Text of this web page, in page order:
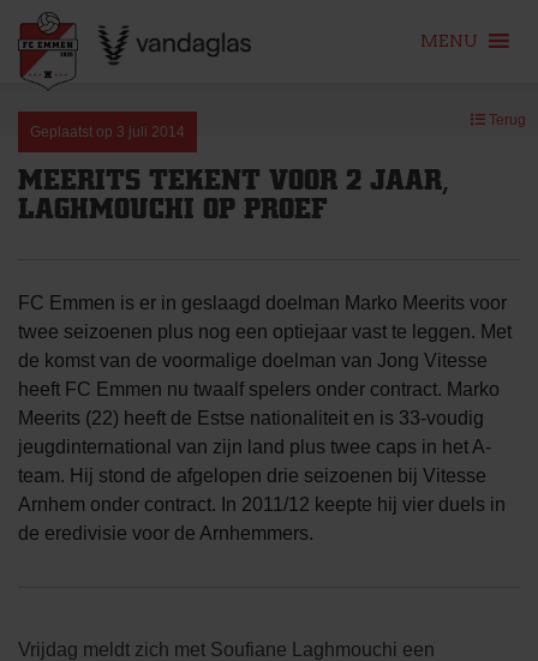
content
MENU
Geplaatst op 3 juli 2014
Terug
MEERITS TEKENT VOOR 2 JAAR,
LAGHMOUCHI OP PROEF
FC Emmen is er in geslaagd doelman Marko Meerits voor
twee seizoenen plus nog een optiejaar vast te leggen. Met
de komst van de voormalige doelman van Jong Vitesse
heeft FC Emmen nu twaalf spelers onder contract. Marko
Meerits (22) heeft de Estse nationaliteit en is 33-voudig
jeugdinternational van zijn land plus twee caps in het A-
team. Hij stond de afgelopen drie seizoenen bij Vitesse
Arnhem onder contract. In 2011/12 keepte hij vier duels in
de eredivisie voor de Arnhemmers.
Vrijdag meldt zich met Soufiane Laghmouchi een